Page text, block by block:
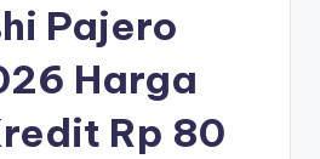
Pajero
Harga
Rp 80